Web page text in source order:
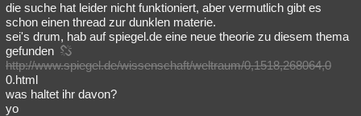
Natur Umfragen Unterhaltung
weitere Rubriken
Philosophie Träume Orte Esoterik Literatur
Astronomie Helpdesk
die suche hat leider nicht funktioniert, aber vermutlich gibt es
schon einen thread zur dunklen materie.
sei's drum, hab auf spiegel.de eine neue theorie zu diesem thema
gefunden
http://www.spiegel.de/wissenschaft/weltraum/0,1518,268064,0
0.html
was haltet ihr davon?
yo